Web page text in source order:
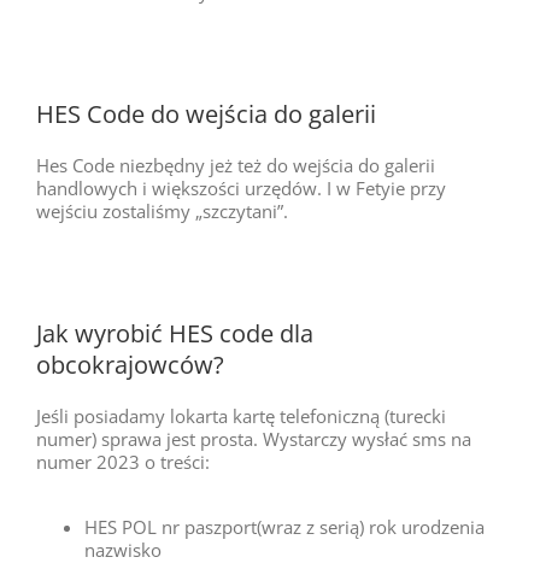
HES Code do wejścia do galerii
Hes Code niezbędny jeż też do wejścia do galerii
handlowych i większości urzędów. I w Fetyie przy
wejściu zostaliśmy „szczytani”.
Jak wyrobić HES code dla
obcokrajowców?
Jeśli posiadamy lokarta kartę telefoniczną (turecki
numer) sprawa jest prosta. Wystarczy wysłać sms na
numer 2023 o treści:
HES POL nr paszport(wraz z serią) rok urodzenia
nazwisko